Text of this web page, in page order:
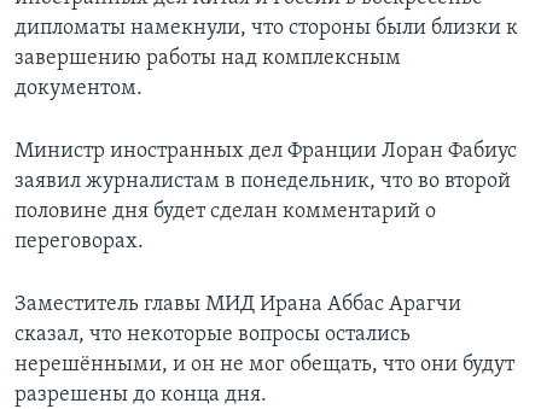
дипломаты намекнули, что стороны были близки к
завершению работы над комплексным
документом.
Министр иностранных дел Франции Лоран Фабиус
заявил журналистам в понедельник, что во второй
половине дня будет сделан комментарий о
переговорах.
Заместитель главы МИД Ирана Аббас Арагчи
сказал, что некоторые вопросы остались
нерешёнными, и он не мог обещать, что они будут
разрешены до конца дня.